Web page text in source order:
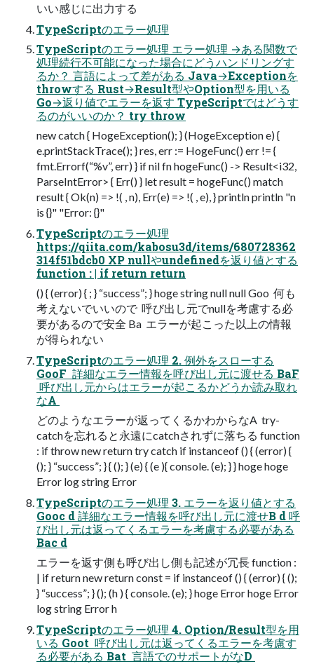
いい感じに出力する
TypeScriptのエラー処理
TypeScriptのエラー処理 エラー処理 →ある関数で
処理続行不可能になった場合にどうハンドリングす
るか？ 言語によって差がある Java→Exceptionを
throwする Rust→Result型やOption型を用いる
Go→返り値でエラーを返す TypeScriptではどうす
るのがいいのか？ try throw
new catch { HogeException(); } (HogeException e) {
e.printStackTrace(); } res, err := HogeFunc() err != {
fmt.Errorf(“%v”, err) } if nil fn hogeFunc() -> Result<i32,
ParseIntError> { Err() } let result = hogeFunc() match
result { Ok(n) => !( , n), Err(e) => !( , e), } println println "n
is {}" "Error: {}"
TypeScriptのエラー処理
https://qiita.com/kabosu3d/items/680728362
314f51bdcb0 XP nullやundefinedを返り値とする
function : | if return return
() { (error) { ; } “success”; } hoge string null null Goo  何も
考えないでいいので  呼び出し元でnullを考慮する必
要があるので安全 Ba  エラーが起こった以上の情報
が得られない
TypeScriptのエラー処理 2. 例外をスローする
GooF  詳細なエラー情報を呼び出し元に渡せる BaF
 呼び出し元からはエラーが起こるかどうか読み取れ
なA 
どのようなエラーが返ってくるかわからなA  try-
catchを忘れると永遠にcatchされずに落ちる function
: if throw new return try catch if instanceof () { (error) {
(); } “success”; } { (); } (e) { (e ){ console. (e); } } hoge hoge
Error log string Error
TypeScriptのエラー処理 3. エラーを返り値とする
Gooc d 詳細なエラー情報を呼び出し元に渡せB d 呼
び出し元は返ってくるエラーを考慮する必要がある
Bac d
エラーを返す側も呼び出し側も記述が冗長 function :
| if return new return const = if instanceof () { (error) { ();
} “success”; } (); (h ) { console. (e); } hoge Error hoge Error
log string Error h
TypeScriptのエラー処理 4. Option/Result型を用
いる Goot  呼び出し元は返ってくるエラーを考慮す
る必要がある Bat  言語でのサポートがなD 